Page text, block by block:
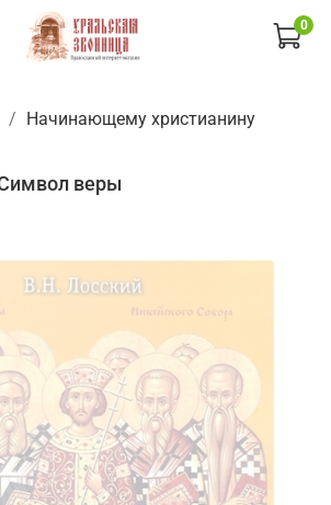
0
Начинающему христианину
веры